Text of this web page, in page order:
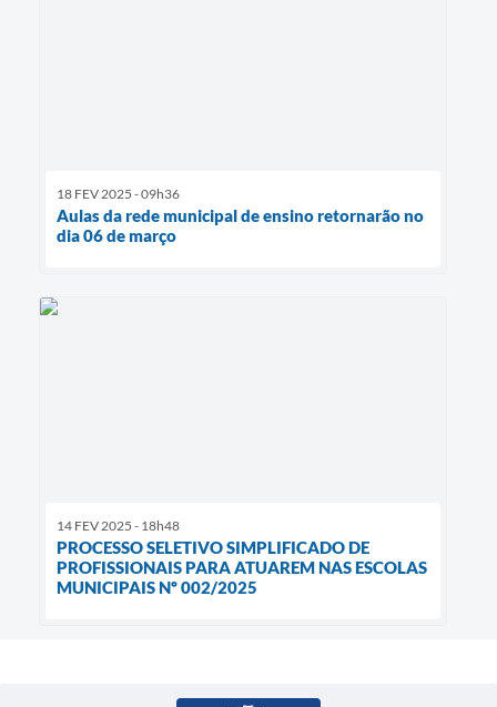
18 FEV 2025 - 09h36
Aulas da rede municipal de ensino retornarão no
dia 06 de março
14 FEV 2025 - 18h48
PROCESSO SELETIVO SIMPLIFICADO DE
PROFISSIONAIS PARA ATUAREM NAS ESCOLAS
MUNICIPAIS Nº 002/2025